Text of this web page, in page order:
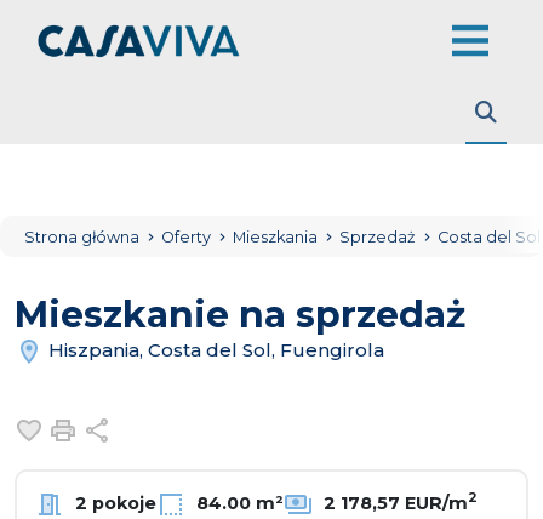
Strona główna Oferty Mieszkania Sprzedaż Costa del Sol
Mieszkanie na sprzedaż
Hiszpania, Costa del Sol, Fuengirola
Dodaj do ulubionych
Drukuj
2 pokoje 84.00 m² 2 178,57 EUR/m2